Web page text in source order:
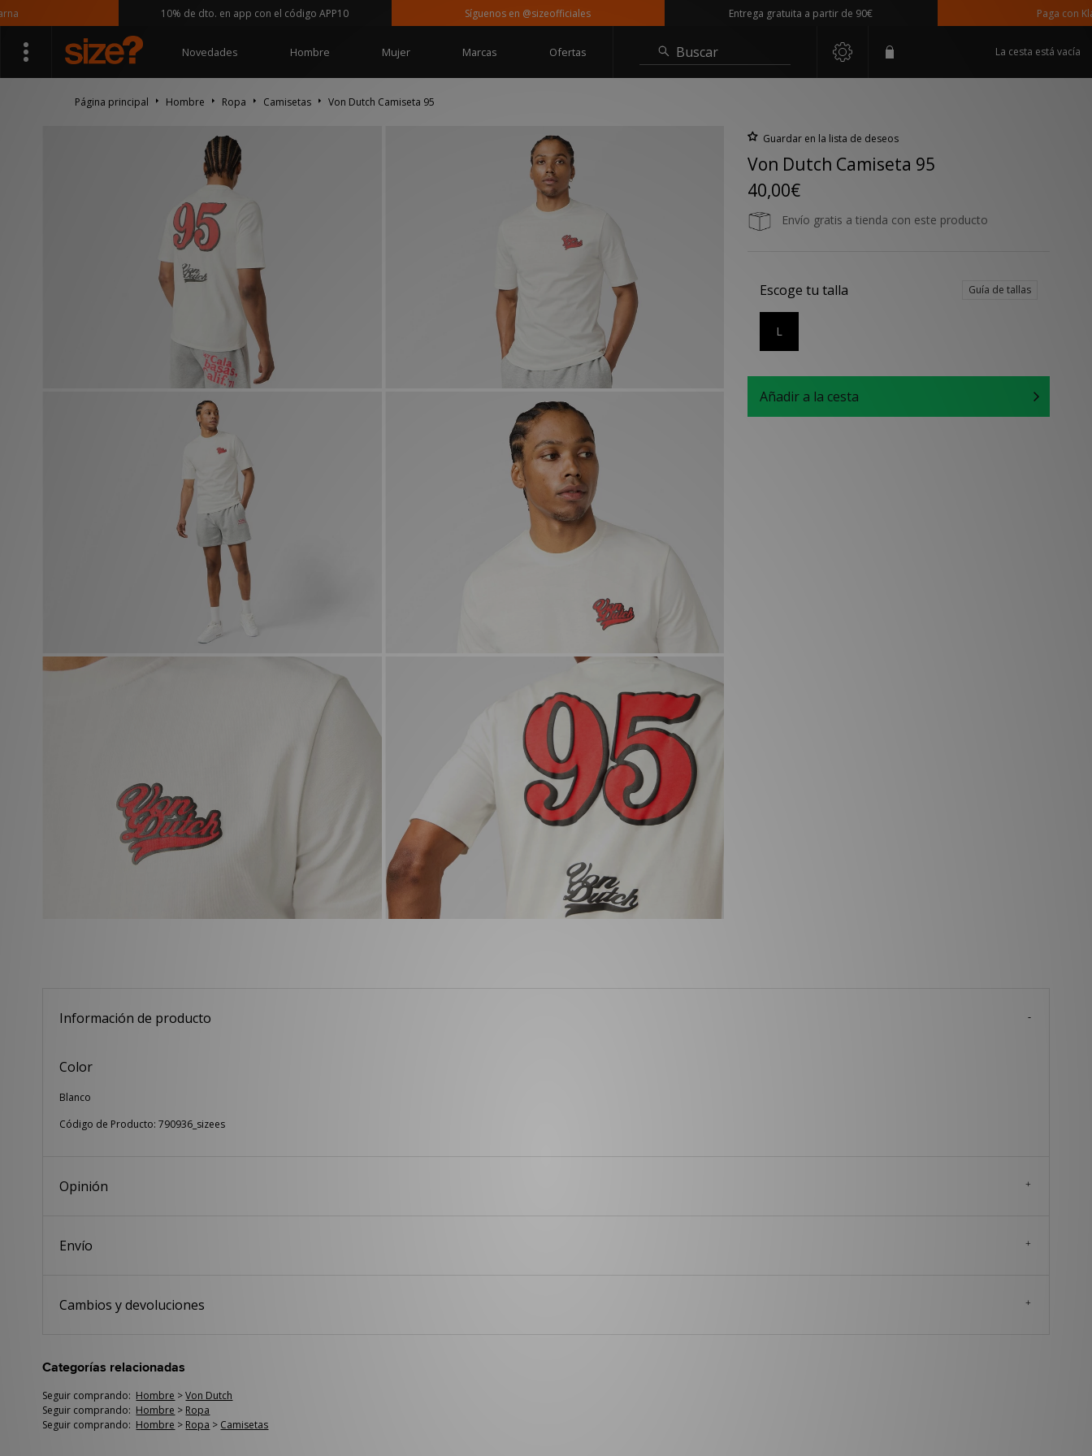
10% de dto. en app con el código APP10 Síguenos en @sizeofficiales Entrega gratuita a partir de 90€ Paga con Klarna
Novedades Hombre Mujer Marcas Ofertas Buscar La cesta está vacía
Página principal Hombre Ropa Camisetas Von Dutch Camiseta 95
Guardar en la lista de deseos
Von Dutch Camiseta 95
40,00€
Envío gratis a tienda con este producto
Escoge tu talla Guía de tallas
L
Añadir a la cesta
Información de producto
Color
Blanco
Código de Producto: 790936_sizees
Opinión
Envío
Cambios y devoluciones
Categorías relacionadas
Seguir comprando: Hombre >Von Dutch
Seguir comprando: Hombre > Ropa
Seguir comprando: Hombre > Ropa > Camisetas